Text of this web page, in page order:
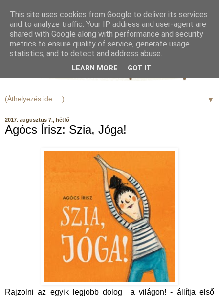
▼
2017. augusztus 7., hétfő
Agócs Írisz: Szia, Jóga!
Rajzolni az egyik legjobb dolog a világon! - állítja első
This site uses cookies from Google to deliver its services
and to analyze traffic. Your IP address and user-agent are
shared with Google along with performance and security
metrics to ensure quality of service, generate usage
statistics, and to detect and address abuse.
LEARN MORE GOT IT